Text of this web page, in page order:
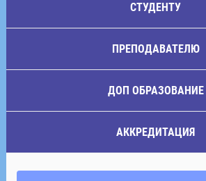
СТУДЕНТУ
ПРЕПОДАВАТЕЛЮ
ДОП ОБРАЗОВАНИЕ
АККРЕДИТАЦИЯ